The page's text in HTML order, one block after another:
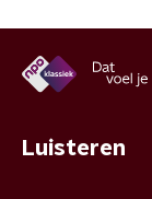
Luisteren